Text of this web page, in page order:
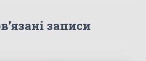
записи